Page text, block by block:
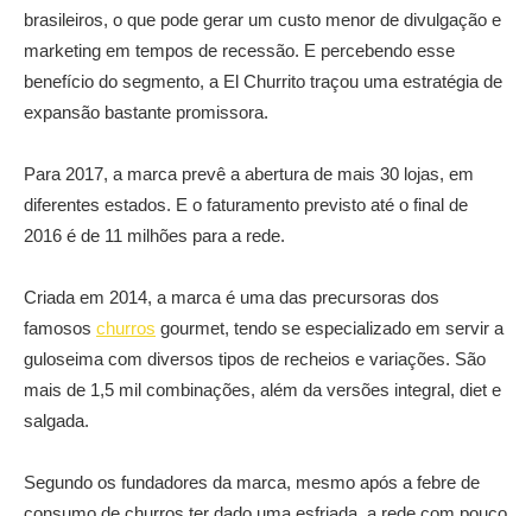
brasileiros, o que pode gerar um custo menor de divulgação e
marketing em tempos de recessão. E percebendo esse
benefício do segmento, a El Churrito traçou uma estratégia de
expansão bastante promissora.
Para 2017, a marca prevê a abertura de mais 30 lojas, em
diferentes estados. E o faturamento previsto até o final de
2016 é de 11 milhões para a rede.
Criada em 2014, a marca é uma das precursoras dos
famosos churros gourmet, tendo se especializado em servir a
guloseima com diversos tipos de recheios e variações. São
mais de 1,5 mil combinações, além da versões integral, diet e
salgada.
Segundo os fundadores da marca, mesmo após a febre de